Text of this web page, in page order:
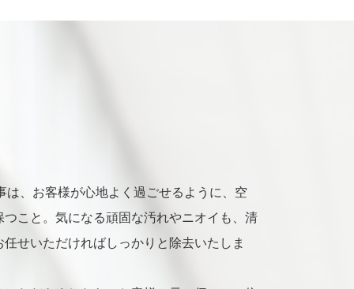
は、お客様が心地よく過ごせるように、空
つこと。気になる頑固な汚れやニオイも、清
任せいただければしっかりと除去いたしま